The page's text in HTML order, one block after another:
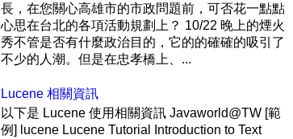
長，在您關心高雄市的市政問題前，可否花一點點
心思在台北的各項活動規劃上？ 10/22 晚上的煙火
秀不管是否有什麼政治目的，它的的確確的吸引了
不少的人潮。但是在忠孝橋上、...
Lucene 相關資訊
以下是 Lucene 使用相關資訊 Javaworld@TW [範
例] lucene Lucene Tutorial Introduction to Text